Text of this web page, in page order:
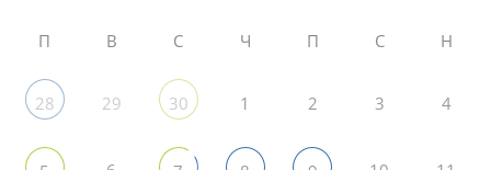
П В С Ч П С Н
28 29 30 1 2 3 4